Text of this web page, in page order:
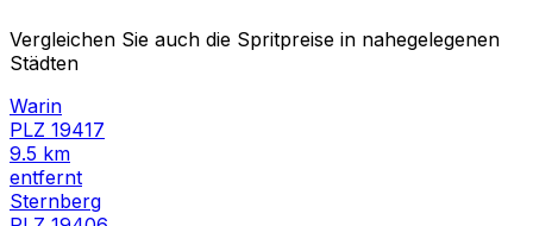
Vergleichen Sie auch die Spritpreise in nahegelegenen
Städten
Warin
PLZ 19417
9.5 km
entfernt
Sternberg